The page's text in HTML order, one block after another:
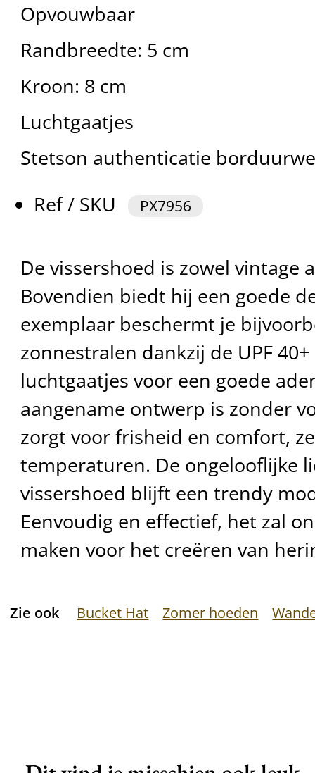
Opvouwbaar
Randbreedte: 5 cm
Kroon: 8 cm
Luchtgaatjes
Stetson authenticatie
Ref / SKU
PX7956
De vissershoed is zowel vintage
Bovendien biedt hij een goede
exemplaar beschermt je
zonnestralen dankzij de UPF
luchtgaatjes voor een goede
aangename ontwerp is zonder
zorgt voor frisheid en comfort,
temperaturen. De ongelooflijke
vissershoed blijft een trendy
Eenvoudig en effectief, het zal
maken voor het creëren van
Zie ook Bucket Hat Zomer hoeden